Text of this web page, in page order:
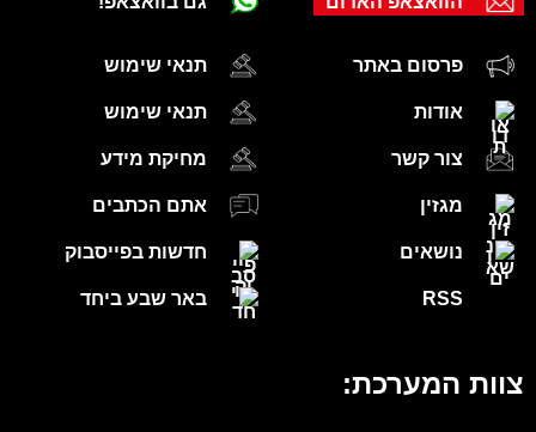
תנאי שימוש
תנאי שימוש
מחיקת מידע
אתם הכתבים
חדשות בפייסבוק
באר שבע ביחד
פרסום באתר
אודות
צור קשר
מגזין
נושאים
RSS
צוות המערכת: